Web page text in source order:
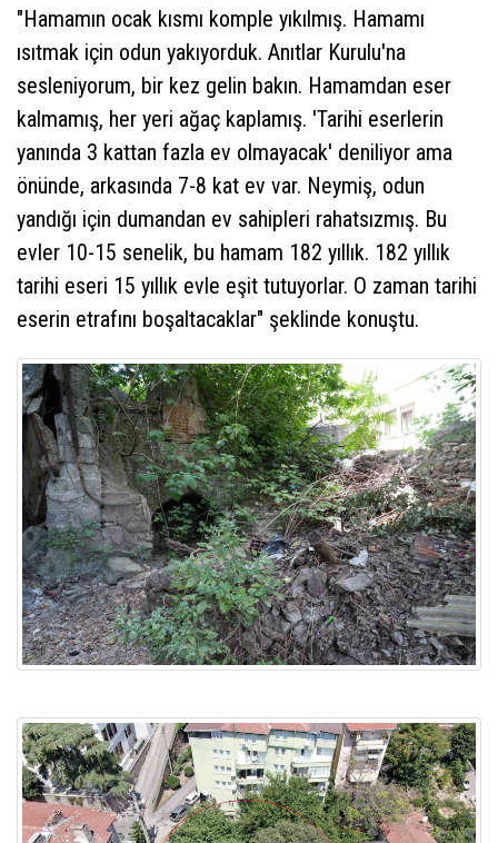
"Hamamın ocak kısmı komple yıkılmış. Hamamı
ısıtmak için odun yakıyorduk. Anıtlar Kurulu'na
sesleniyorum, bir kez gelin bakın. Hamamdan eser
kalmamış, her yeri ağaç kaplamış. 'Tarihi eserlerin
yanında 3 kattan fazla ev olmayacak' deniliyor ama
önünde, arkasında 7-8 kat ev var. Neymiş, odun
yandığı için dumandan ev sahipleri rahatsızmış. Bu
evler 10-15 senelik, bu hamam 182 yıllık. 182 yıllık
tarihi eseri 15 yıllık evle eşit tutuyorlar. O zaman tarihi
eserin etrafını boşaltacaklar" şeklinde konuştu.